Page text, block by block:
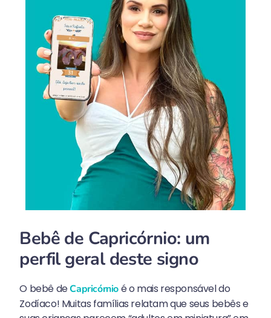
Bebê de Capricórnio: um
perfil geral deste signo
O bebê deCapricórnioé o mais responsável do
Zodíaco! Muitas famílias relatam que seus bebês e